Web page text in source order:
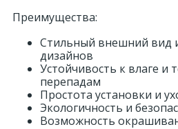
Преимущества:
Стильный внешний вид
дизайнов
Устойчивость к влаге и
перепадам
Простота установки и
Экологичность и
Возможность